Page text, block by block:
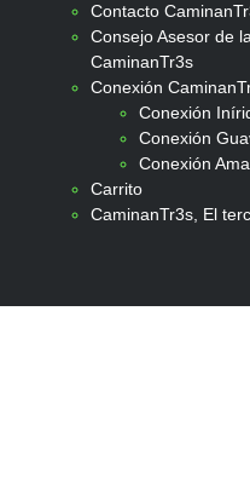
Contacto
Consejo Asesor de
CaminanTr3s
Conexión
Conexión
Conexión
Conexión
Carrito
CaminanTr3s, El